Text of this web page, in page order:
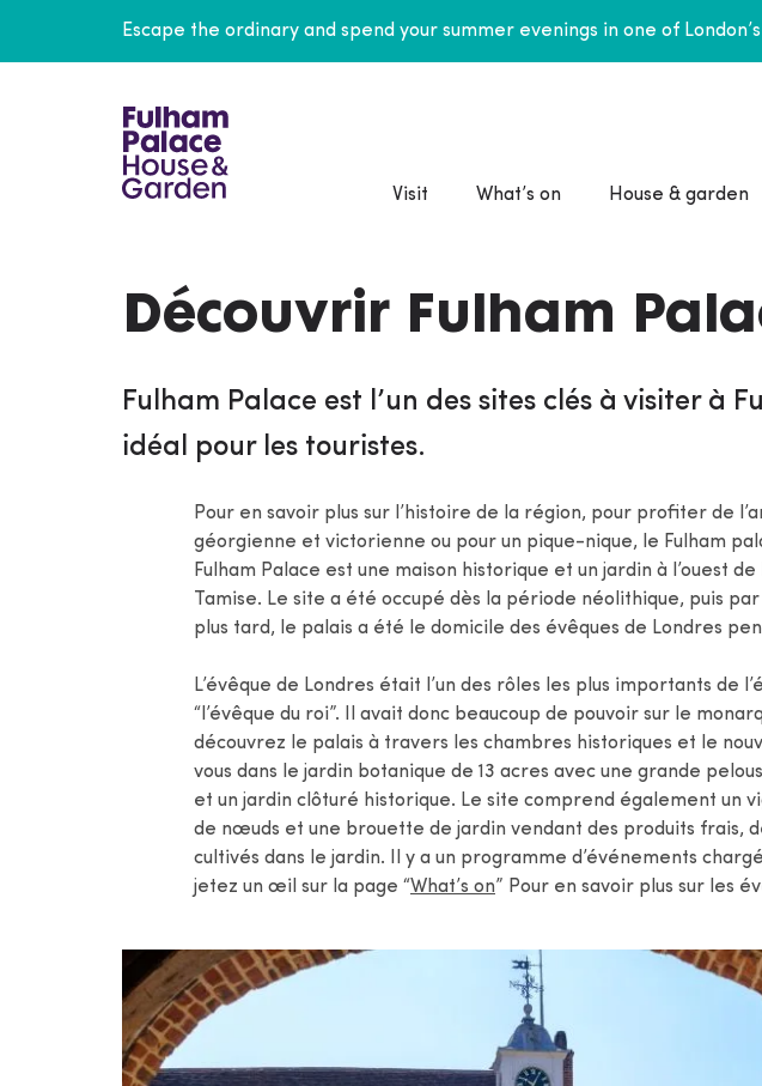
Escape the ordinary and spend your summer evenings in one of
Visit What’s on House & garden
Découvrir Fulham
Fulham Palace est l’un des sites clés à visiter à
idéal pour les touristes.
Pour en savoir plus sur l’histoire de la région, pour profiter de
géorgienne et victorienne ou pour un pique-nique, le Fulham
Fulham Palace est une maison historique et un jardin à l’ouest
Tamise. Le site a été occupé dès la période néolithique, puis
plus tard, le palais a été le domicile des évêques de Londres
L’évêque de Londres était l’un des rôles les plus importants de
“l’évêque du roi”. Il avait donc beaucoup de pouvoir sur le
découvrez le palais à travers les chambres historiques et le
vous dans le jardin botanique de 13 acres avec une grande
et un jardin clôturé historique. Le site comprend également un
de nœuds et une brouette de jardin vendant des produits frais,
cultivés dans le jardin. Il y a un programme d’événements
jetez un œil sur la page “What’s on” Pour en savoir plus sur les